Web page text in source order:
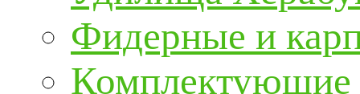
Фидерные и